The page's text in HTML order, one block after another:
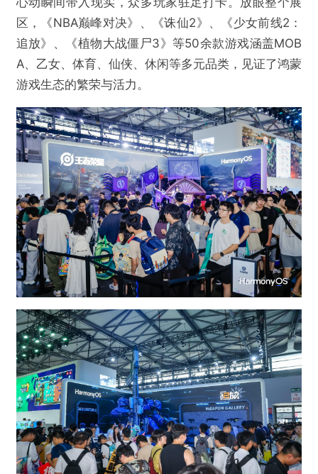
区，《NBA巅峰对决》、《诛仙2》、《少女前线2：
追放》、《植物大战僵尸3》等50余款游戏涵盖MOB
A、乙女、体育、仙侠、休闲等多元品类，见证了鸿蒙
游戏生态的繁荣与活力。